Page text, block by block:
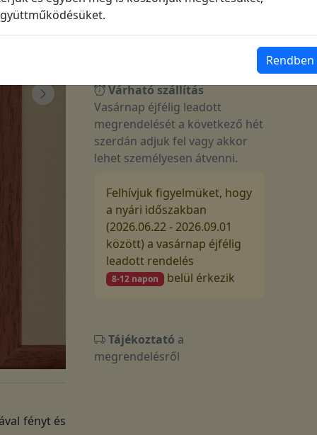
fényt és
színű keretben, bézs paszpartuval
220 000Ft
Várható szállítás
Vasárnap éjfélig leadott
megrendelését a következő hét
szerdán adjuk fel vagy akkor
lehet személyesen átvenni.
Felhívjuk figyelmüket, hogy
a nyári időszakban
(2026.06.22 - 2026.09.01
között) a vasárnap éjfélig
leadott rendelés
8-12 napon belül érkezik
Tájékoztató a
megrendelésről
Rendben